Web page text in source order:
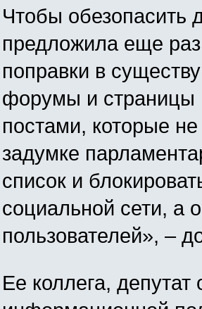
Чтобы обезопасить
предложила еще раз
поправки в
форумы и страницы
постами, которые
задумке
список и
социальной сети, а
пользователей», –
Ее коллега,